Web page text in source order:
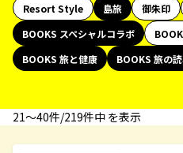
Resort Style
島旅 御朱印
BOOKS スペシャルコラボ
BOOKS 旅と健康
BOOKS 旅の
21〜40件/219件中 を表示